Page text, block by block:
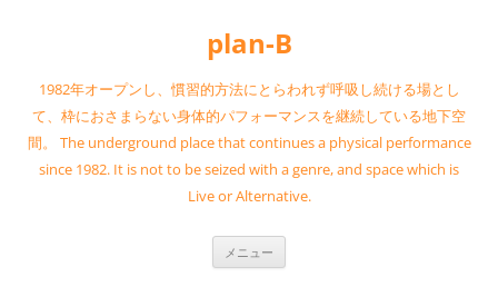
へ
キ
ッ
プ
plan-B
1982年オープンし、慣習的方法にとらわれず呼吸し続ける場とし
て、枠におさまらない身体的パフォーマンスを継続している地下空
間。 The underground place that continues a physical performance
since 1982. It is not to be seized with a genre, and space which is
Live or Alternative.
メニュー